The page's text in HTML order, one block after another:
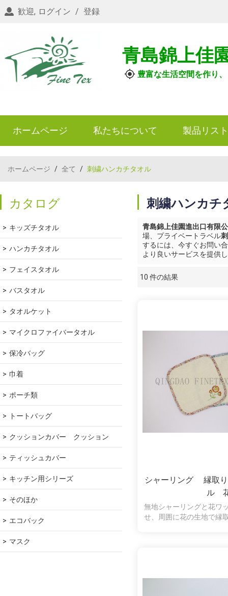
歓迎, ログイン / 登録
青島錦上佳
豊富な生活空間を作り
ホームページ 私たちについて 製品リスト
ホームページ / 全て / 刺繍ハンカチタオル
カタログ
キッズチタオル
ハンカチタオル
フェイスタオル
バスタオル
タオルケット
マイクロファイバータオル
保冷バッグ
巾着
ポーチ類
トートバッグ
クッションカバー　クッション
ティッシュカバー
キッチン用シリーズ
そのほか
エコバック
マスク
刺繍ハンカチ
青島錦上佳園進出口有限
場、プライベートラベル
するには、今すぐお問い
より良いサービスを提供
10 件の結果
ショーケース
シャーリング 縁取り
ル
無地シャーリングと花ワ
せ、周囲に花の生地で縁